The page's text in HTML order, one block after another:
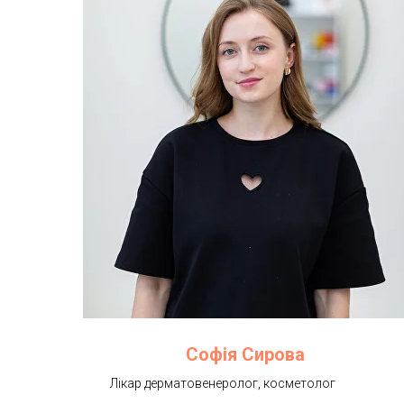
Софія Сирова
Лікар дерматовенеролог, косметолог